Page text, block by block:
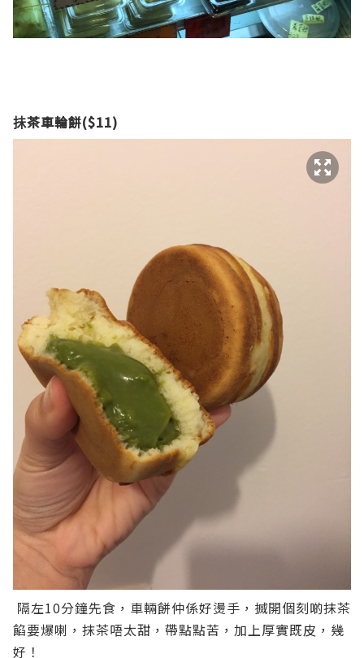
抺茶車輪餅($11)
隔左10分鐘先食，車輛餅仲係好燙手，搣開個刻啲抹茶
餡要爆喇，抹茶唔太甜，帶點點苦，加上厚實既皮，幾
好！